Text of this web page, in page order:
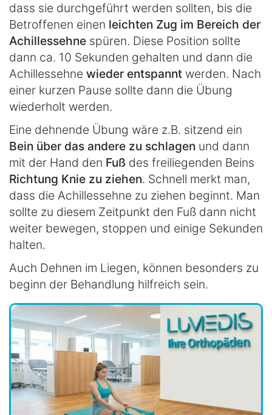
dass sie durchgeführt werden sollten, bis die
Betroffenen einen leichten Zug im Bereich der
Achillessehne spüren. Diese Position sollte
dann ca. 10 Sekunden gehalten und dann die
Achillessehne wieder entspannt werden. Nach
einer kurzen Pause sollte dann die Übung
wiederholt werden.
Eine dehnende Übung wäre z.B. sitzend ein
Bein über das andere zu schlagen und dann
mit der Hand den Fuß des freiliegenden Beins
Richtung Knie zu ziehen. Schnell merkt man,
dass die Achillessehne zu ziehen beginnt. Man
sollte zu diesem Zeitpunkt den Fuß dann nicht
weiter bewegen, stoppen und einige Sekunden
halten.
Auch Dehnen im Liegen, können besonders zu
beginn der Behandlung hilfreich sein.